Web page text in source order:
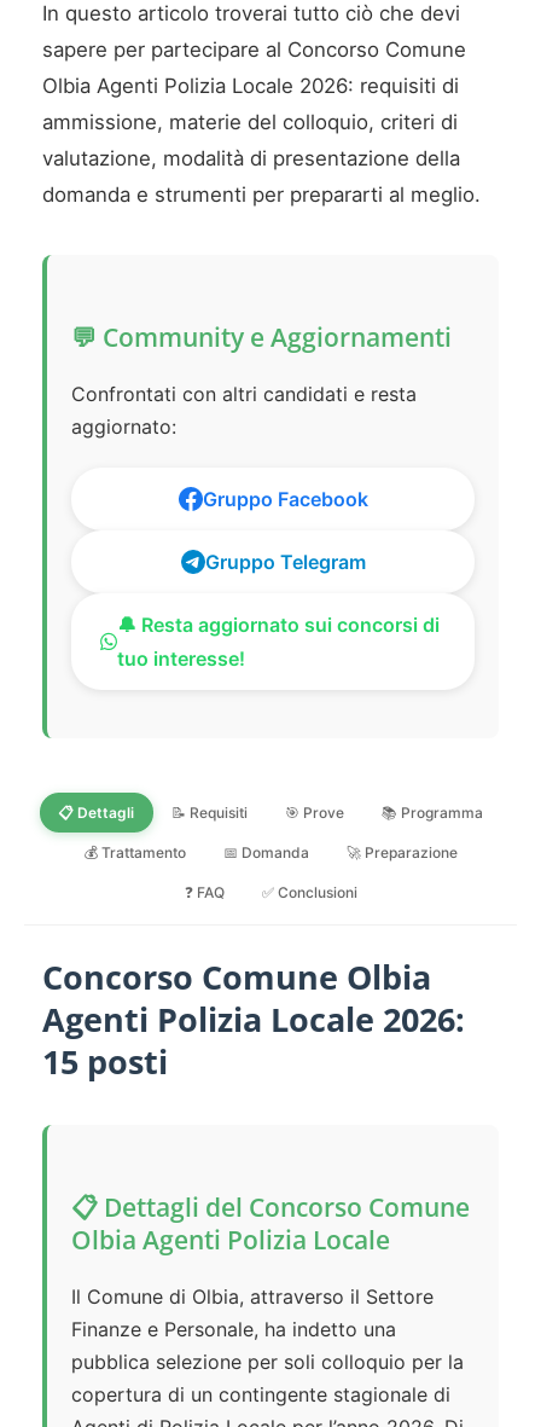
In questo articolo troverai tutto ciò che devi
sapere per partecipare al Concorso Comune
Olbia Agenti Polizia Locale 2026: requisiti di
ammissione, materie del colloquio, criteri di
valutazione, modalità di presentazione della
domanda e strumenti per prepararti al meglio.
💬 Community e Aggiornamenti
Confrontati con altri candidati e resta
aggiornato:
Gruppo Facebook
Gruppo Telegram
🔔 Resta aggiornato sui concorsi di
tuo interesse!
📋 Dettagli 📝 Requisiti 🎯 Prove 📚 Programma
💰 Trattamento 📅 Domanda 🚀 Preparazione
❓ FAQ ✅ Conclusioni
Concorso Comune Olbia
Agenti Polizia Locale 2026:
15 posti
📋 Dettagli del Concorso Comune
Olbia Agenti Polizia Locale
Il Comune di Olbia, attraverso il Settore
Finanze e Personale, ha indetto una
pubblica selezione per soli colloquio per la
copertura di un contingente stagionale di